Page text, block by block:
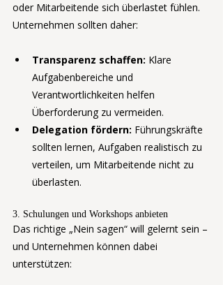
oder Mitarbeitende sich überlastet fühlen.
Unternehmen sollten daher:
Transparenz schaffen: Klare
Aufgabenbereiche und
Verantwortlichkeiten helfen
Überforderung zu vermeiden.
Delegation fördern: Führungskräfte
sollten lernen, Aufgaben realistisch zu
verteilen, um Mitarbeitende nicht zu
überlasten.
3. Schulungen und Workshops anbieten
Das richtige „Nein sagen“ will gelernt sein –
und Unternehmen können dabei
unterstützen: